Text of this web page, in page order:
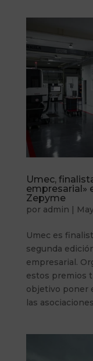
Umec,
empresarial»
Zepyme
por admin |
Umec es
segunda
empresarial.
estos premios
objetivo poner
las